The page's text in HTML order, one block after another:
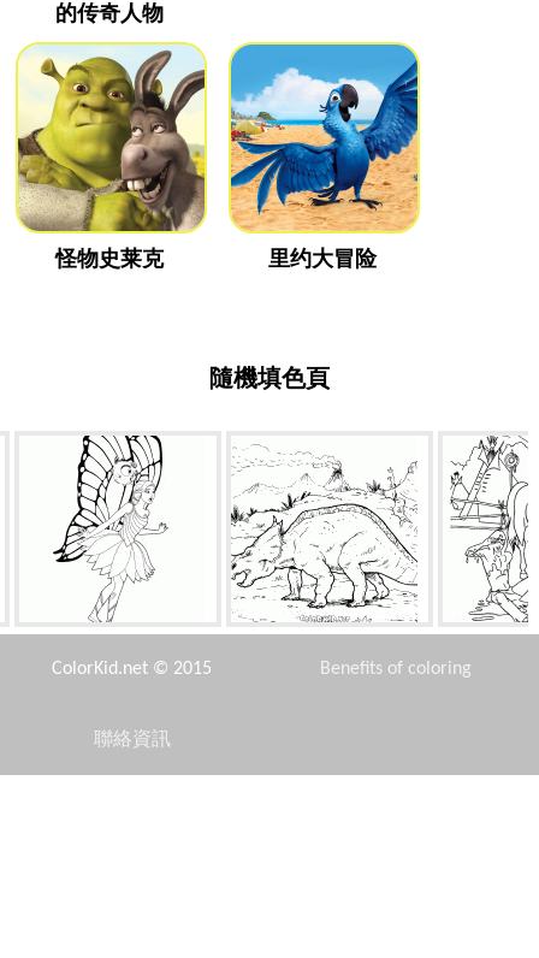
的传奇人物
怪物史莱克 里约大冒险
隨機填色頁
蝴蝶仙子驚訝 尖角龍是周遊世界 精神
ColorKid.net © 2015 Benefits of coloring
聯絡資訊